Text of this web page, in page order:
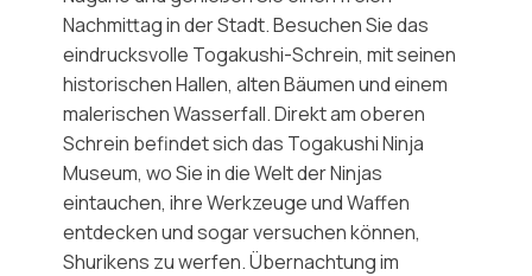
Nachmittag in der Stadt. Besuchen Sie das
eindrucksvolle Togakushi-Schrein, mit seinen
historischen Hallen, alten Bäumen und einem
malerischenWasserfall. Direkt am oberen
Schrein befindet sich das Togakushi Ninja
Museum, wo Sie in die Welt der Ninjas
eintauchen, ihre Werkzeuge und Waffen
entdecken und sogar versuchen können,
Shurikens zu werfen. Übernachtung im